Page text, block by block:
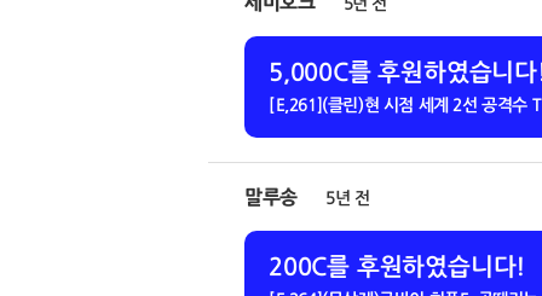
5,000C를 후원하였습니다
[E,261](클린)현 시점 세계 2선 공격수
말루송 5년 전
200C를 후원하였습니다!